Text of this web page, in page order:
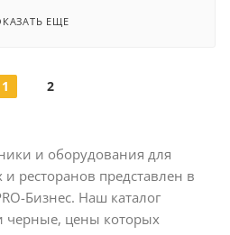
ЕЩЕ
1 2
и оборудования для
ресторанов представлен в
Бизнес. Наш каталог
черные, цены которых